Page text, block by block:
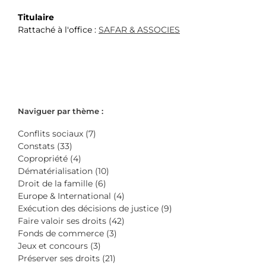
Titulaire
Rattaché à l'office : SAFAR & ASSOCIES
Naviguer par thème :
Conflits sociaux (7)
Constats (33)
Copropriété (4)
Dématérialisation (10)
Droit de la famille (6)
Europe & International (4)
Exécution des décisions de justice (9)
Faire valoir ses droits (42)
Fonds de commerce (3)
Jeux et concours (3)
Préserver ses droits (21)